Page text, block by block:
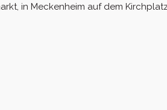
in Meckenheim auf dem